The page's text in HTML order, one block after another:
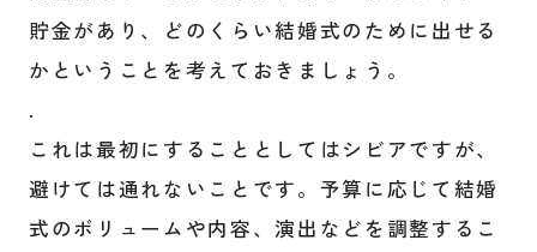
貯金があり、どのくらい結婚式のために出せる
かということを考えておきましょう。
.
これは最初にすることとしてはシビアですが、
避けては通れないことです。予算に応じて結婚
式のボリュームや内容、演出などを調整するこ